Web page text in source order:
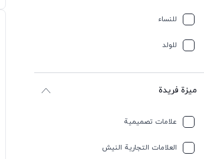
للنساء
للولد
ميزة فريدة
علامات تصميمية
العلامات التجارية النيش